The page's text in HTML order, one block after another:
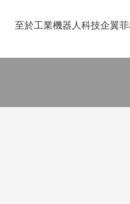
至於工業機器人科技企翼菲科